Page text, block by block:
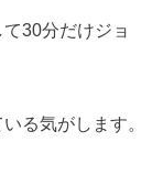
30分だけジョ
る気がします。